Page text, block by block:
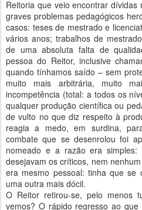
Reitoria que veio encontrar
graves problemas pedagógicos
casos: teses de mestrado e
vários anos; trabalhos de
de uma absoluta falta de
pessoa do Reitor, inclusive
quando tínhamos saído – sem
muito mais arbitrária, muito
incompetência (total: a todos os
qualquer produção científica ou
de vulto no que diz respeito à
reagia a medo, em surdina,
combate que se desenrolou foi
nomeado e a razão era
desejavam os críticos, nem
era mesmo pessoal: tinha que se
uma outra mais dócil.
O Reitor retirou-se, pelo menos
vemos? O rápido regresso ao